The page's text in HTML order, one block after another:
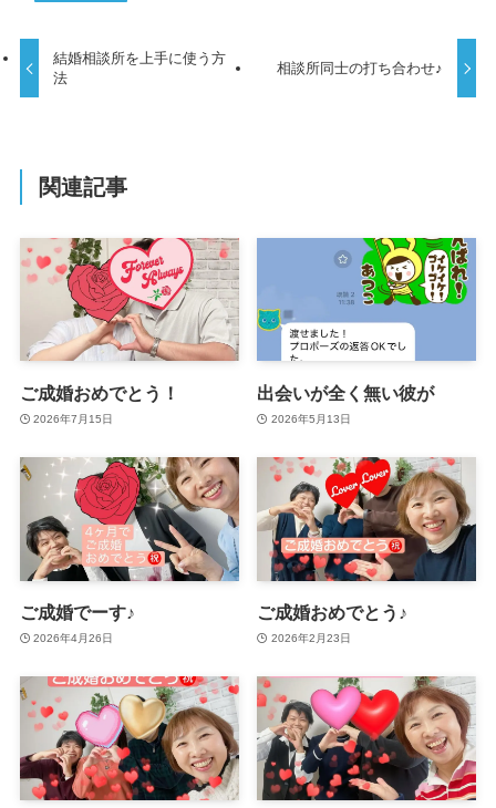
結婚相談所を上手に使う方
法
相談所同士の打ち合わせ♪
関連記事
ご成婚おめでとう！
2026年7月15日
出会いが全く無い彼が
2026年5月13日
ご成婚でーす♪
2026年4月26日
ご成婚おめでとう♪
2026年2月23日